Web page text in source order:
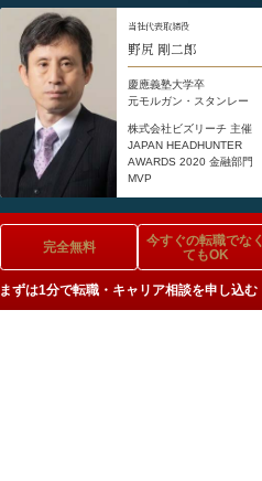
当社代表取締役
野尻 剛二郎
慶應義塾大学卒
元モルガン・スタンレー
株式会社ビズリーチ 主催
JAPAN HEADHUNTER
AWARDS 2020 金融部門
MVP
完全無料 今すぐの転職でなく
てもOK
まずは1分で転職・キャリア相談を申し込む